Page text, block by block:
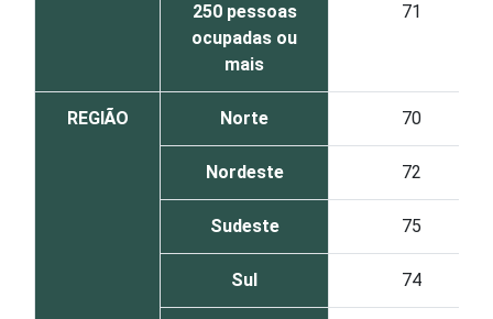
250 pessoas
ocupadas ou
mais
71
REGIÃO Norte 70
Nordeste 72
Sudeste 75
Sul 74